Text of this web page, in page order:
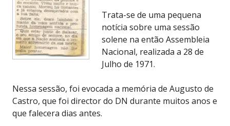
Trata-se de uma pequena
notícia sobre uma sessão
solene na então Assembleia
Nacional, realizada a 28 de
Julho de 1971.
Nessa sessão, foi evocada a memória de Augusto de
Castro, que foi director do DN durante muitos anos e
que falecera dias antes.